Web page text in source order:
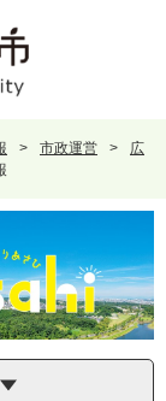
> 市政運営 >
広